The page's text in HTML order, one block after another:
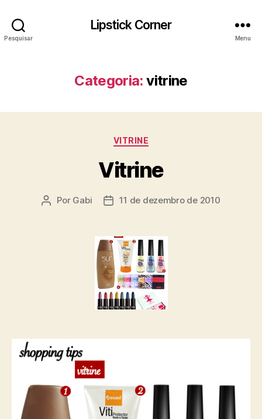
Pesquisar
Lipstick Corner
Menu
Categoria: vitrine
Categorias
VITRINE
Vitrine
Autor
Por Gabi
Data11 de dezembro de 2010